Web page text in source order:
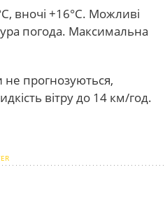
вночі +16°С. Можливі
погода. Максимальна
не прогнозуються,
вітру до 14 км/год.